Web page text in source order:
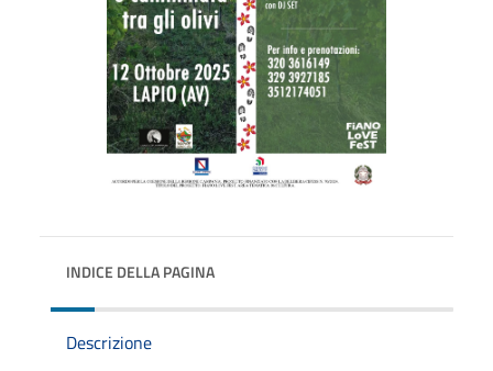
INDICE DELLA PAGINA
Descrizione